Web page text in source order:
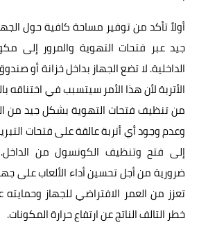
أولاً تأكد من توفير مساحة كافية حول
جيد عبر فتحات التهوية والمرور إلى
الداخلية. لا تضع الجهاز بداخل خزانة أو
الأتربة لأن هذا الأمر سيتسبب في اختناقه
من تنظيف فتحات التهوية بشكل جيد من
وعدم وجود أي أتربة عالقة على فتحات
إلى فتح وتنظيف الكونسول من
تعزز من العمر الافتراضي للجهاز
خطر التالف الناتج عن ارتفاع حرارة المكونات.